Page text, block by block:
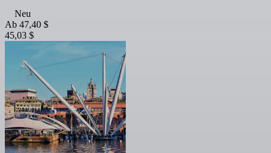
Neu
Ab 47,40 $
45,03 $